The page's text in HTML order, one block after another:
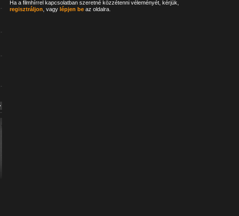
Ha a filmhírrel kapcsolatban szeretné közzétenni véleményét, kérjük,
regisztráljon , vagy lépjen beaz oldalra.